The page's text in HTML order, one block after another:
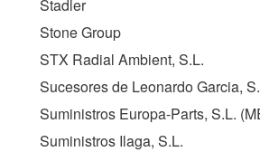
Stadler
Stone Group
STX Radial Ambient, S.L.
Sucesores de Leonardo Garcia,
Suministros Europa-Parts, S.L. (
Suministros Ilaga, S.L.